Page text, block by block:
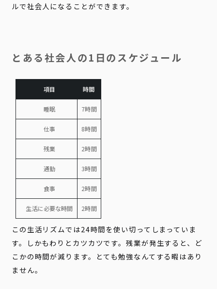
ルで社会人になることができます。
とある社会人の1日のスケジュール
項目 時間
睡眠 7時間
仕事 8時間
残業 2時間
通勤 3時間
食事 2時間
生活に必要な時間 2時間
この生活リズムでは24時間を使い切ってしまっていま
す。しかもわりとカツカツです。残業が発生すると、ど
こかの時間が減ります。とても勉強なんてする暇はあり
ません。